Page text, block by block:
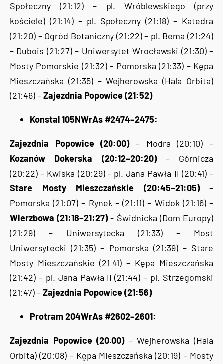
Społeczny (21:12) – pl. Wróblewskiego (przy
kościele) (21:14) – pl. Społeczny (21:18) – Katedra
(21:20) – Ogród Botaniczny (21:22) – pl. Bema (21:24)
– Dubois (21:27) – Uniwersytet Wrocławski (21:30) –
Mosty Pomorskie (21:32) – Pomorska (21:33) – Kępa
Mieszczańska (21:35) – Wejherowska (Hala Orbita)
(21:46) –Zajezdnia Popowice (21:52)
Konstal 105NWrAs #2474–2475:
Zajezdnia Popowice (20:00)– Modra (20:10) –
Kozanów Dokerska (20:12–20:20)– Górnicza
(20:22) – Kwiska (20:29) – pl. Jana Pawła II (20:41) –
Stare Mosty Mieszczańskie (20:45–21:05)–
Pomorska (21:07) – Rynek – (21:11) – Widok (21:16) –
Wierzbowa (21:18–21:27)– Świdnicka (Dom Europy)
(21:29) – Uniwersytecka (21:33) – Most
Uniwersytecki (21:35) – Pomorska (21:39) – Stare
Mosty Mieszczańskie (21:41) – Kępa Mieszczańska
(21:42) – pl. Jana Pawła II (21:44) – pl. Strzegomski
(21:47) –Zajezdnia Popowice (21:56)
Protram 204WrAs#2602–2601:
Zajezdnia Popowice (20.00) – Wejherowska (Hala
Orbita) (20:08) – Kępa Mieszczańska (20:19) – Mosty